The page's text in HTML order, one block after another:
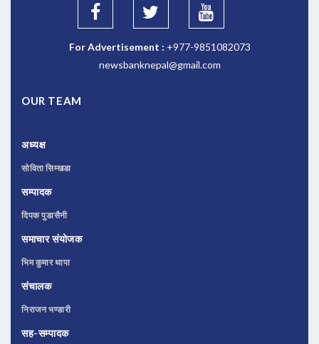
For Advertisement : +977-9851082073
newsbanknepal@gmail.com
OUR TEAM
अध्यक्ष
सोविता सिम्खडा
सम्पादक
दिपक पुडासैनी
समाचार संयोजक
भिम कुमार थापा
संचालक
निराजन भण्डारी
सह-सम्पादक